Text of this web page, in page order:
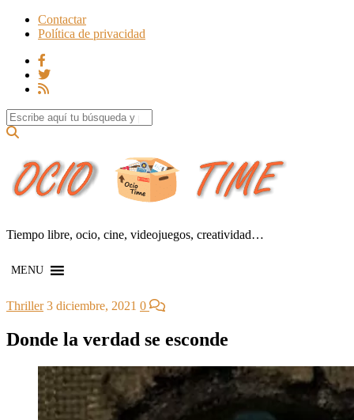
Contactar
Política de privacidad
Search for:
Tiempo libre, ocio, cine, videojuegos, creatividad…
MENU
Thriller 3 diciembre, 2021 0
Donde la verdad se esconde